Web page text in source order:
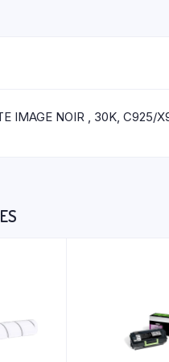
IMAGE NOIR , 30K, C925/